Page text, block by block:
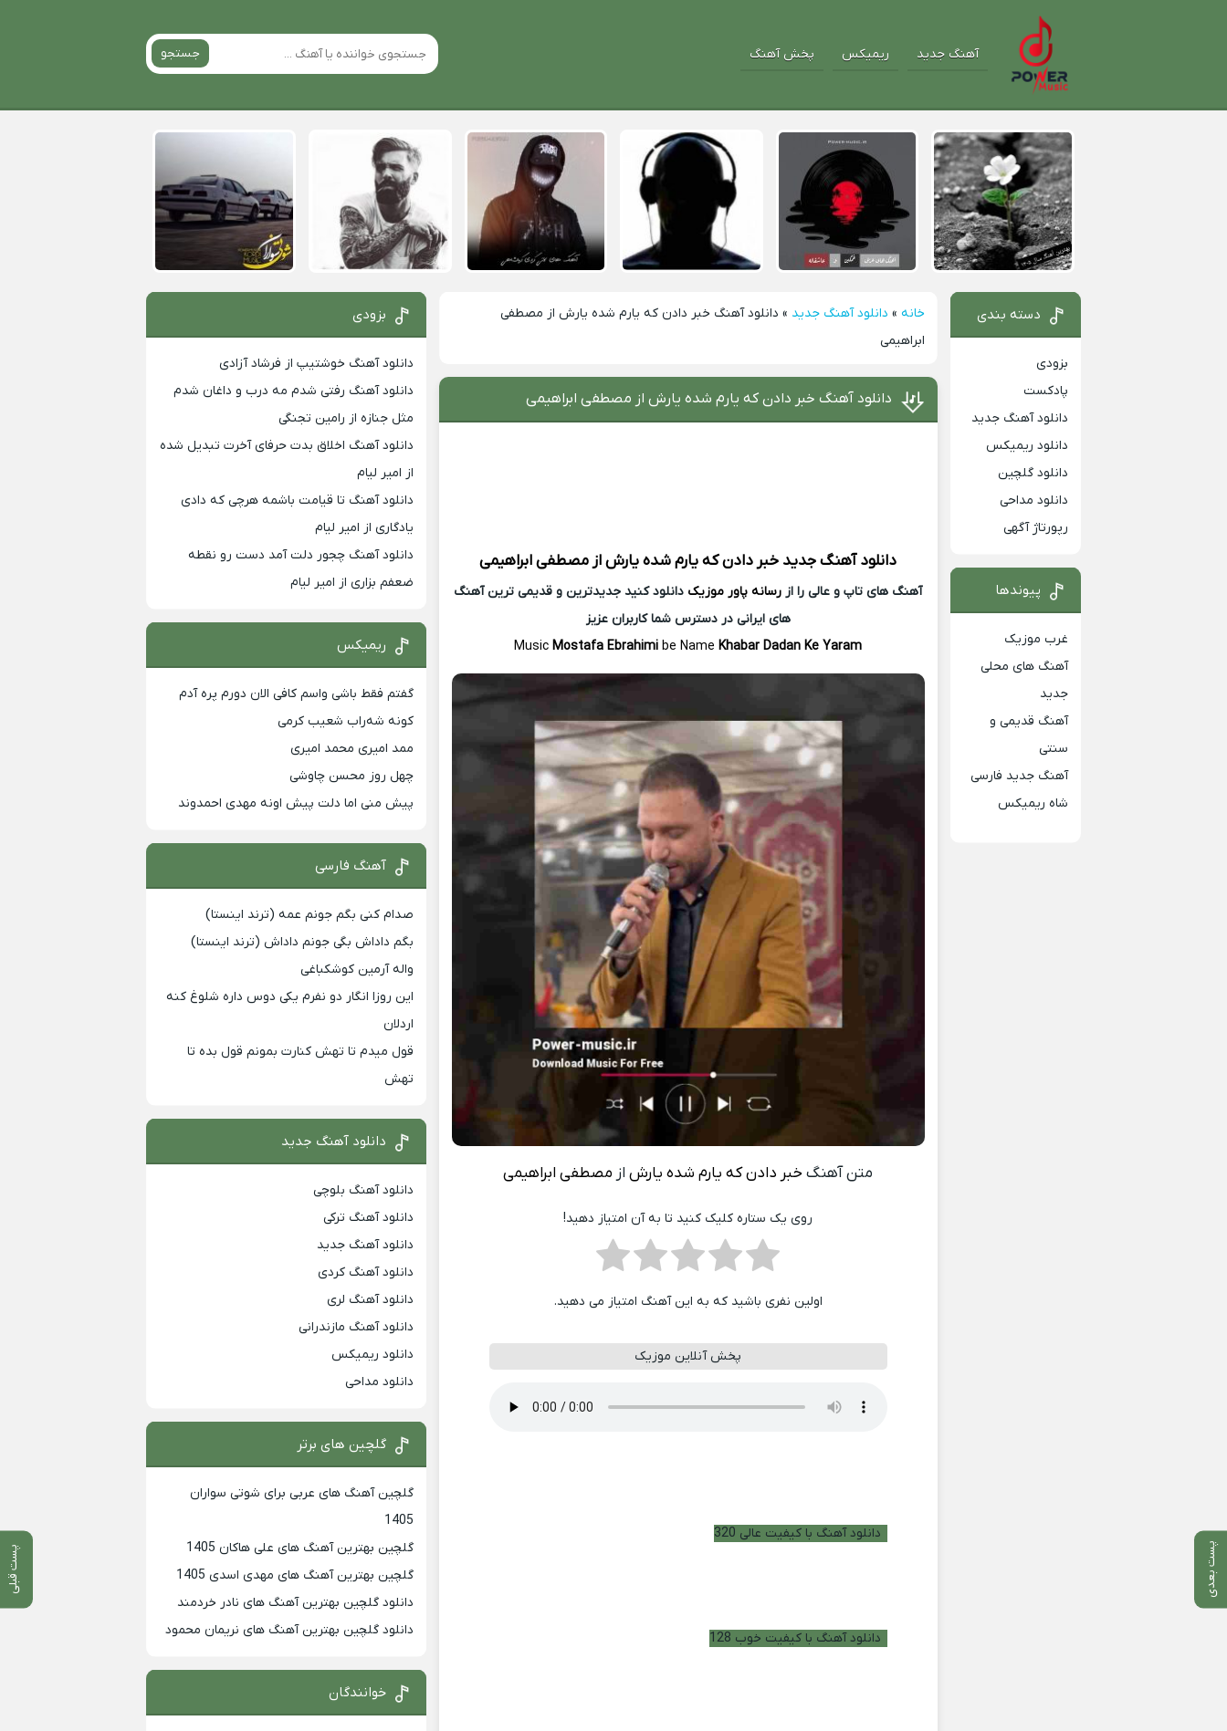
آهنگ جدید ریمیکس پخش آهنگ جستجو
خانه » دانلود آهنگ جدید » دانلود آهنگ خبر دادن که یارم شده یارش از مصطفی
ابراهیمی
پست بعدی پست قبلی
دانلود آهنگ خبر دادن که یارم شده یارش از مصطفی ابراهیمی
دانلود آهنگ جدید خبر دادن که یارم شده یارش ازمصطفی ابراهیمی
آهنگ های تاپ و عالی را از رسانه پاور موزیک دانلود کنید جدیدترین و قدیمی ترین آهنگ
های ایرانی در دسترس شما کاربران عزیز
Music Mostafa Ebrahimibe Name Khabar Dadan Ke Yaram
متن آهنگخبر دادن که یارم شده یارش از مصطفی ابراهیمی
روی یک ستاره کلیک کنید تا به آن امتیاز دهید!
اولین نفری باشید که به این آهنگ امتیاز می دهید.
پخش آنلاین موزیک
دانلود آهنگ با کیفیت عالی 320
دانلود آهنگ با کیفیت خوب 128
دسته بندی
بزودی
پادکست
دانلود آهنگ جدید
دانلود ریمیکس
دانلود گلچین
دانلود مداحی
رپورتاژ آگهی
پیوندها
غرب موزیک
آهنگ های محلی
جدید
آهنگ قدیمی و
سنتی
آهنگ جدید فارسی
شاه ریمیکس
بزودی
دانلود آهنگ خوشتیپ از فرشاد آزادی
دانلود آهنگ رفتی شدم مه درب و داغان شدم
مثل جنازه از رامین تجنگی
دانلود آهنگ اخلاق بدت حرفای آخرت تبدیل شده
از امیر لیام
دانلود آهنگ تا قیامت باشمه هرچی که دادی
یادگاری از امیر لیام
دانلود آهنگ چجور دلت آمد دست رو نقطه
ضعفم بزاری از امیر لیام
ریمیکس
گفتم فقط باشی واسم کافی الان دورم پره آدم
کونه شه‌راب شعیب کرمی
ممد امیری محمد امیری
چهل روز محسن چاوشی
پیش منی اما دلت پیش اونه مهدی احمدوند
آهنگ فارسی
صدام کنی بگم جونم عمه (ترند اینستا)
بگم داداش بگی جونم داداش (ترند اینستا)
واله آرمین کوشکباغی
این روزا انگار دو نفرم یکی دوس داره شلوغ کنه
اردلان
قول میدم تا تهش کنارت بمونم قول بده تا
تهش
دانلود آهنگ جدید
دانلود آهنگ بلوچی
دانلود آهنگ ترکی
دانلود آهنگ جدید
دانلود آهنگ کردی
دانلود آهنگ لری
دانلود آهنگ مازندرانی
دانلود ریمیکس
دانلود مداحی
گلچین های برتر
گلچین آهنگ های عربی برای شوتی سواران
1405
گلچین بهترين آهنگ های علی هاکان 1405
گلچین بهترین آهنگ های مهدی اسدی 1405
دانلود گلچین بهترین آهنگ های نادر خردمند
دانلود گلچین بهترین آهنگ های نریمان محمود
خوانندگان